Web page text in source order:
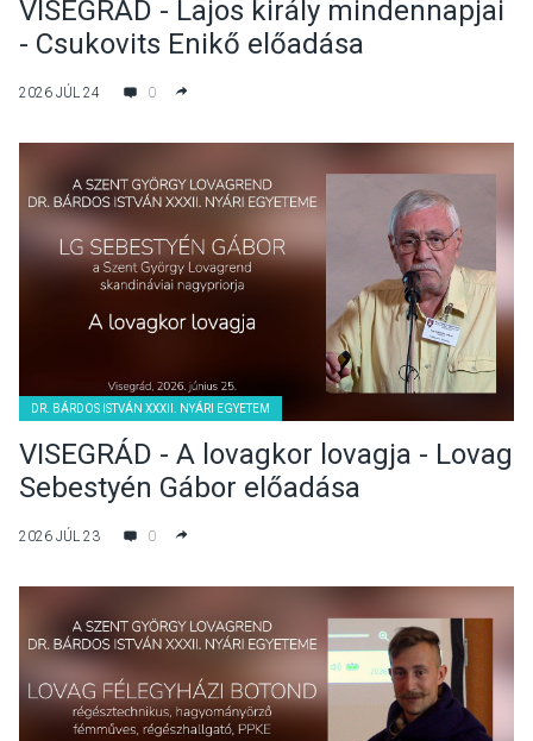
VISEGRÁD - Lajos király mindennapjai
- Csukovits Enikő előadása
2026 JÚL 24 0
DR. BÁRDOS ISTVÁN XXXII. NYÁRI EGYETEM
VISEGRÁD - A lovagkor lovagja - Lovag
Sebestyén Gábor előadása
2026 JÚL 23 0